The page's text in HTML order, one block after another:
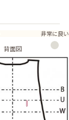
非常に良い
背面図